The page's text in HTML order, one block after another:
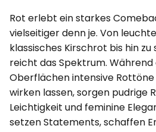
Rot erlebt ein starkes
vielseitiger denn je. Von
klassisches Kirschrot bis hin
reicht das Spektrum.
Oberflächen intensive
wirken lassen, sorgen pudrige
Leichtigkeit und feminine
setzen Statements, schaffen